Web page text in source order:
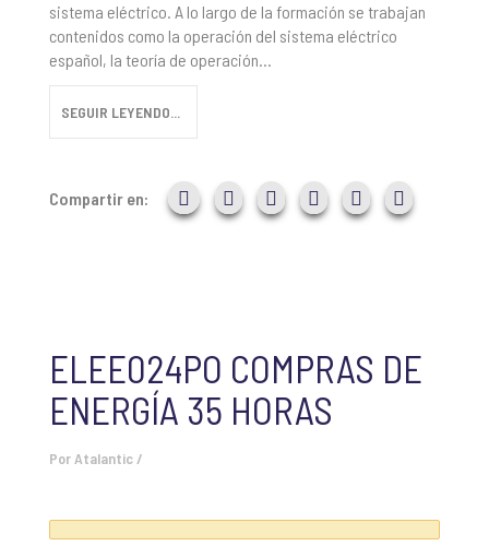
sistema eléctrico. A lo largo de la formación se trabajan
contenidos como la operación del sistema eléctrico
español, la teoría de operación...
SEGUIR LEYENDO...
Compartir en:
ELEE024PO COMPRAS DE
ENERGÍA 35 HORAS
Por Atalantic /